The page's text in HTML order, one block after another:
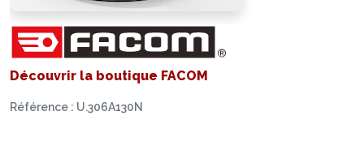
Découvrir la boutique FACOM
Référence : U.306A130N